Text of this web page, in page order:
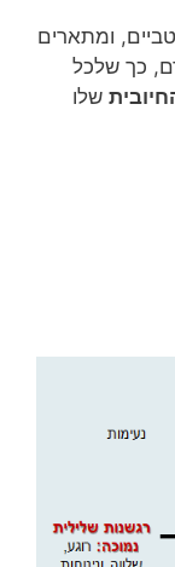
ומתארים
כך שלכל
שלו